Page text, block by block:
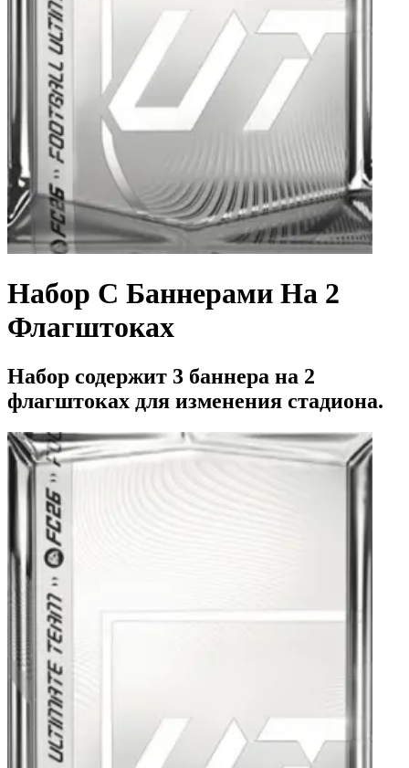
Набор С Баннерами На 2
Флагштоках
Набор содержит 3 баннера на 2
флагштоках для изменения стадиона.